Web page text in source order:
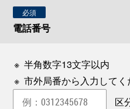
必須
電話番号
※ 半角数字13文字以内
※ 市外局番から入力してく
区